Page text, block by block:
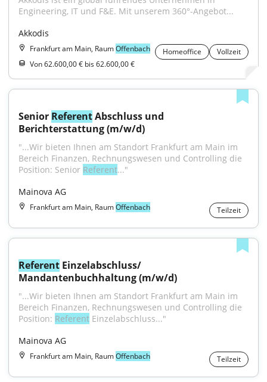
Engineering, IT und F&E. Mit unserem 360°-Angebot...
Akkodis
Frankfurt am Main, RaumOffenbach Homeoffice
Vollzeit
Von 62.600,00 € bis 62.600,00 €
Senior Referent Abschluss und
Berichterstattung (m/w/d)
"...Wir bieten Ihnen am Standort Frankfurt am Main im
Bereich Finanzen, Rechnungswesen und Controlling die
Position: Senior Referent..."
Mainova AG
Frankfurt am Main, RaumOffenbach Teilzeit
Referent Einzelabschluss/
Mandantenbuchhaltung (m/w/d)
"...Wir bieten Ihnen am Standort Frankfurt am Main im
Bereich Finanzen, Rechnungswesen und Controlling die
Position: Referent Einzelabschluss..."
Mainova AG
Frankfurt am Main, RaumOffenbach Teilzeit